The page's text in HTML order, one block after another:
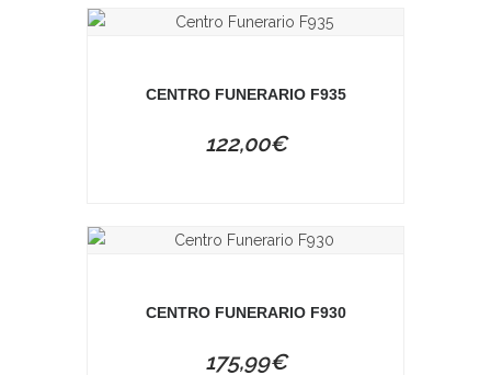
CENTRO FUNERARIO F935
122,00€
CENTRO FUNERARIO F930
175,99€